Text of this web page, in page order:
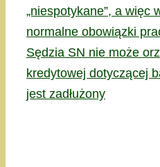
„niespotykane”, a więc
normalne obowiązki
Sędzia SN nie może
kredytowej dotyczącej
jest zadłużony